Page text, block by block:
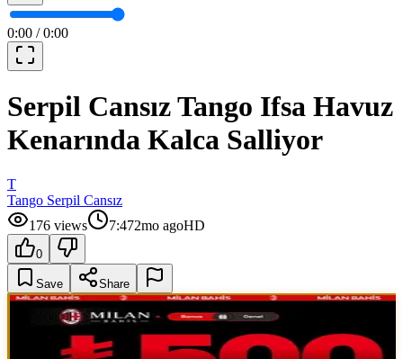
0:00 /0:00
Serpil Cansız Tango Ifsa Havuz
Kenarında Kalca Salliyor
T
Tango Serpil Cansız
176 views 7:472mo agoHD
0
Save Share